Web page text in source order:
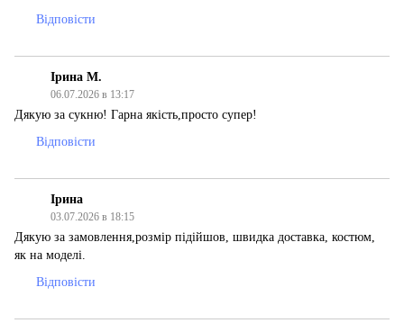
Відповісти
Ірина М.
06.07.2026 в 13:17
Дякую за сукню! Гарна якість,просто супер!
Відповісти
Ірина
03.07.2026 в 18:15
Дякую за замовлення,розмір підійшов, швидка доставка, костюм,
як на моделі.
Відповісти